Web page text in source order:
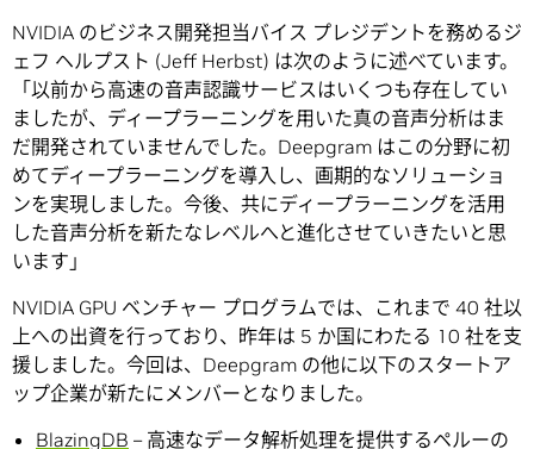
NVIDIA のビジネス開発担当バイス プレジデントを務めるジ
ェフ ヘルプスト (Jeff Herbst) は次のように述べています。
「以前から高速の音声認識サービスはいくつも存在してい
ましたが、ディープラーニングを用いた真の音声分析はま
だ開発されていませんでした。Deepgram はこの分野に初
めてディープラーニングを導入し、画期的なソリューショ
ンを実現しました。今後、共にディープラーニングを活用
した音声分析を新たなレベルへと進化させていきたいと思
います」
NVIDIA GPU ベンチャー プログラムでは、これまで 40 社以
上への出資を行っており、昨年は 5 か国にわたる 10 社を支
援しました。今回は、Deepgram の他に以下のスタートア
ップ企業が新たにメンバーとなりました。
BlazingDB – 高速なデータ解析処理を提供するペルーの